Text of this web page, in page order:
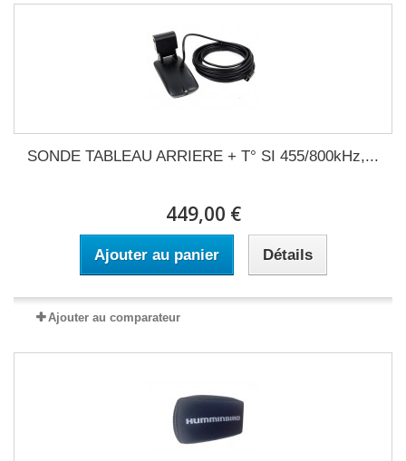
SONDE TABLEAU ARRIERE + T° SI 455/800kHz,...
449,00 €
Ajouter au panier Détails
Ajouter au comparateur